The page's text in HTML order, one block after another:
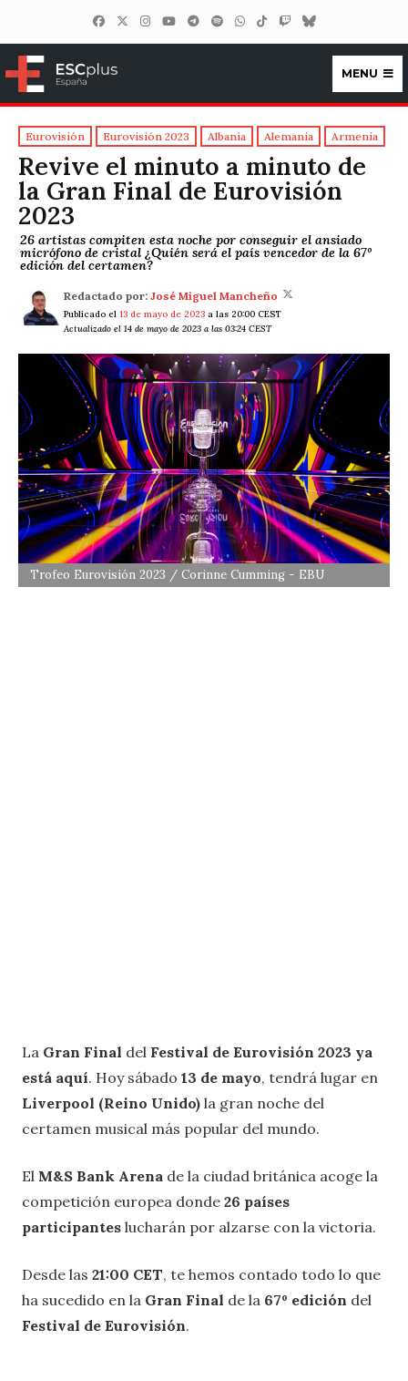
ESCplus España
MENU
Eurovisión Eurovisión 2023 Albania Alemania Armenia
Revive el minuto a minuto de
la Gran Final de Eurovisión
2023
26 artistas compiten esta noche por conseguir el ansiado
micrófono de cristal ¿Quién será el país vencedor de la 67º
edición del certamen?
Redactado por: José Miguel Mancheño
Publicado el 13 de mayo de 2023 a las 20:00 CEST
Actualizado el 14 de mayo de 2023 a las 03:24 CEST
Trofeo Eurovisión 2023 / Corinne Cumming - EBU
La Gran Final del Festival de Eurovisión 2023 ya
está aquí. Hoy sábado 13 de mayo, tendrá lugar en
Liverpool (Reino Unido) la gran noche del
certamen musical más popular del mundo.
El M&S Bank Arena de la ciudad británica acoge la
competición europea donde 26 países
participantes lucharán por alzarse con la victoria.
Desde las 21:00 CET, te hemos contado todo lo que
ha sucedido en la Gran Final de la 67º edición del
Festival de Eurovisión.